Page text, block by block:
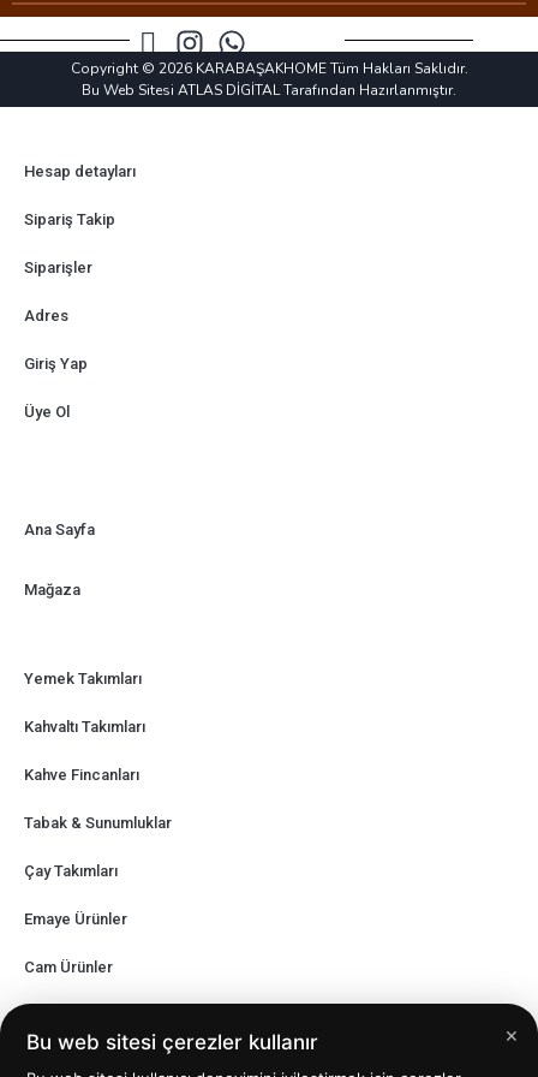
Copyright © 2026 KARABAŞAKHOME Tüm Hakları Saklıdır.
Bu Web Sitesi ATLAS DİGİTAL Tarafından Hazırlanmıştır.
×
Bu web sitesi çerezler kullanır
Hesap detayları
Sipariş Takip
Siparişler
Adres
Giriş Yap
Üye Ol
Ana Sayfa
Mağaza
Yemek Takımları
Kahvaltı Takımları
Kahve Fincanları
Tabak & Sunumluklar
Çay Takımları
Emaye Ürünler
Cam Ürünler